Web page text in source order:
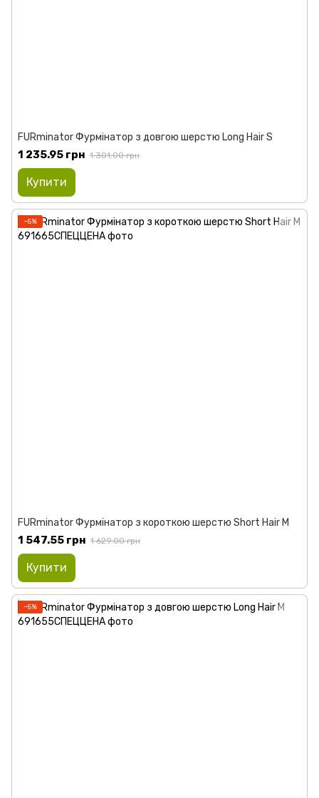
FURminator Фурмінатор з довгою шерстю Long Hair S
1 235.95 грн 1 301.00 грн
Купити
−5%
FURminator Фурмінатор з короткою шерстю Short Hair М
1 547.55 грн 1 629.00 грн
Купити
−5%